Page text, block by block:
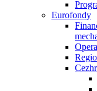
Eurofondy